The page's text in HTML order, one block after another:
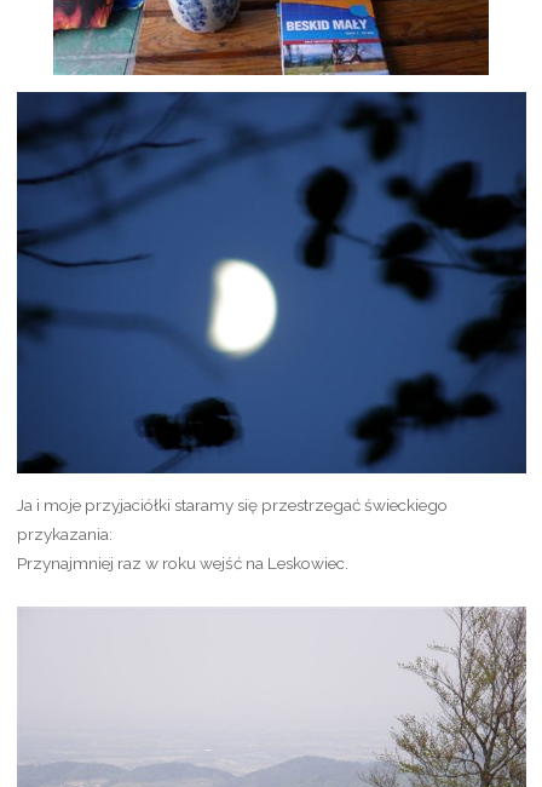
Ja i moje przyjaciółki staramy się przestrzegać świeckiego
przykazania:
Przynajmniej raz w roku wejść na Leskowiec.